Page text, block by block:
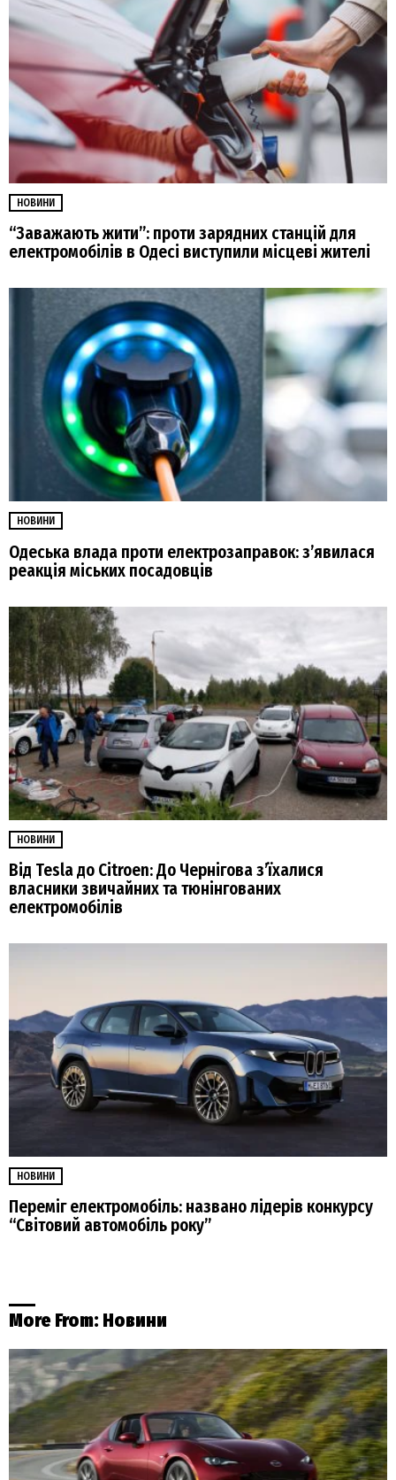
НОВИНИ
“Заважають жити”: проти зарядних станцій для
електромобілів в Одесі виступили місцеві жителі
НОВИНИ
Одеська влада проти електрозаправок: з’явилася
реакція міських посадовців
НОВИНИ
Від Tesla до Citroen: До Чернігова з’їхалися
власники звичайних та тюнінгованих
електромобілів
НОВИНИ
Переміг електромобіль: названо лідерів конкурсу
“Світовий автомобіль року”
More From: Новини